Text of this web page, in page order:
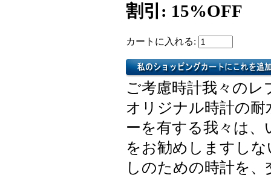
割引: 15%OFF
カートに入れる:
ご考慮時計我々の
オリジナル時計の
ーを有する我々は
をお勧めしますし
しのための時計を